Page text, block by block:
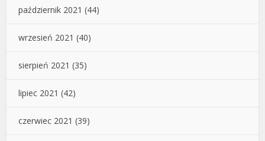
październik 2021 (44)
wrzesień 2021 (40)
sierpień 2021 (35)
lipiec 2021 (42)
czerwiec 2021 (39)